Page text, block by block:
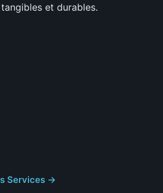
et durables.
Services →